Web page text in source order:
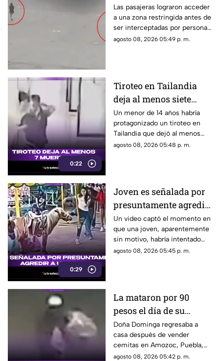
aeropuerto tras perder
su vuelo; autoridades
logran detenerlas
Las pasajeras lograron acceder
a una zona restringida antes de
ser interceptadas por personal
del aeropuerto.
agosto 08, 2026 05:49 p. m.
0:22
Tiroteo en Tailandia
deja al menos siete
muertos
Un menor de 14 años habría
protagonizado un tiroteo en
Tailandia que dejó al menos
siete personas muertas, entre
agosto 08, 2026 05:48 p. m.
0:29
Joven es señalada por
presuntamente agredir
a un pony en feria de
Pueblo Mágico
Un video captó el momento en
que una joven, aparentemente
sin motivo, habría intentado
agredir a un pequeño pony.
agosto 08, 2026 05:45 p. m.
La mataron por 90
pesos el día de su
cumpleaños; Este es el
caso de Doña Dominga
Doña Dominga regresaba a
casa después de vender
cemitas en Amozoc, Puebla,
cuando presuntamente un
agosto 08, 2026 05:42 p. m.